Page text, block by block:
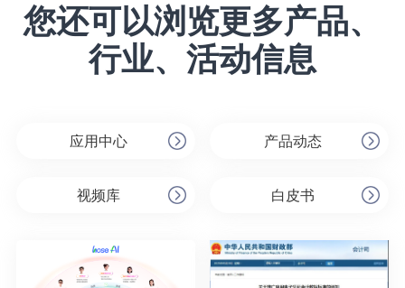
您还可以浏览更多产品、
行业、活动信息
应用中心 产品动态
视频库 白皮书